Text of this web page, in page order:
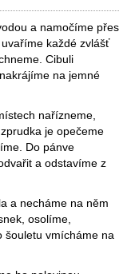
a namočíme přes
každé zvlášť
Cibuli
na jemné
nařízneme,
je opečeme
Do pánve
a odstavíme z
a necháme na něm
osolíme,
šouletu vmícháme na